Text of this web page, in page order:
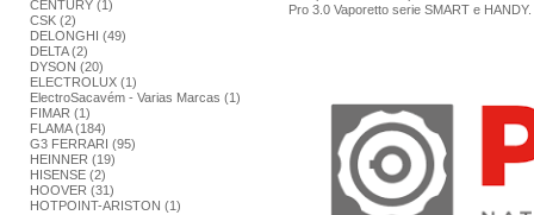
CENTURY (1)
CSK (2)
DELONGHI (49)
DELTA (2)
DYSON (20)
ELECTROLUX (1)
ElectroSacavém - Varias Marcas (1)
FIMAR (1)
FLAMA (184)
G3 FERRARI (95)
HEINNER (19)
HISENSE (2)
HOOVER (31)
HOTPOINT-ARISTON (1)
Pro 3.0 Vaporetto serie SMART e HANDY.